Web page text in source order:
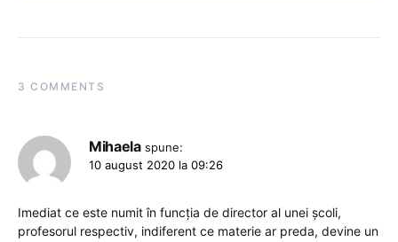
3 COMMENTS
Mihaela spune:
10 august 2020 la 09:26
Imediat ce este numit în funcția de director al unei școli,
profesorul respectiv, indiferent ce materie ar preda, devine un